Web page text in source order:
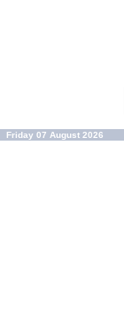
Friday 07 August 2026